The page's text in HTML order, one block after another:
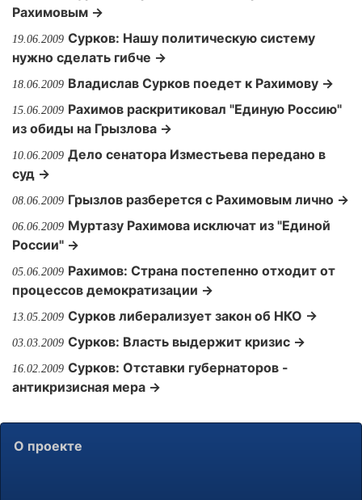
Рахимовым →
19.06.2009 Сурков: Нашу политическую систему
нужно сделать гибче →
18.06.2009 Владислав Сурков поедет к Рахимову →
15.06.2009 Рахимов раскритиковал "Единую Россию"
из обиды на Грызлова →
10.06.2009 Дело сенатора Изместьева передано в
суд →
08.06.2009 Грызлов разберется с Рахимовым лично →
06.06.2009 Муртазу Рахимова исключат из "Единой
России" →
05.06.2009 Рахимов: Страна постепенно отходит от
процессов демократизации →
13.05.2009 Сурков либерализует закон об НКО →
03.03.2009 Сурков: Власть выдержит кризис →
16.02.2009 Сурков: Отставки губернаторов -
антикризисная мера →
О проекте